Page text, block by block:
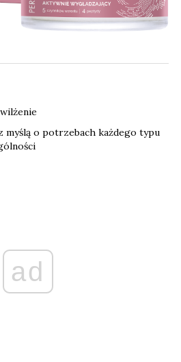
myślą o potrzebach każdego typu
ad